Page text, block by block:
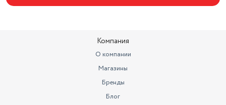
Компания
О компании
Магазины
Бренды
Блог